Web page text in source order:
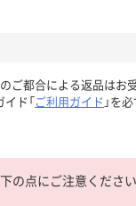
ご都合による返品はお
ド「ご利用ガイド 」を
の点にご注意ください